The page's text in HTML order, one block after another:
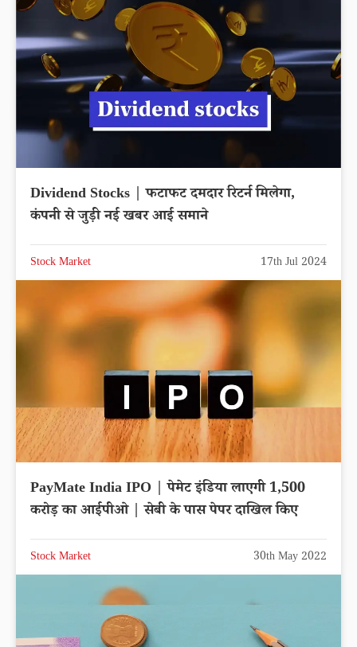
Dividend Stocks | फटाफट दमदार रिटर्न मिलेगा,
कंपनी से जुड़ी नई खबर आई समाने
Stock Market 17th Jul 2024
PayMate India IPO | पेमेट इंडिया लाएगी 1,500
करोड़ का आईपीओ | सेबी के पास पेपर दाखिल किए
Stock Market 30th May 2022